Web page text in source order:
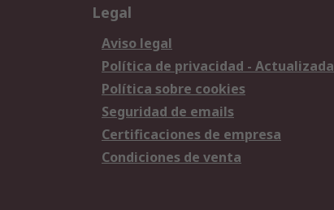
Legal
Aviso legal
Política de privacidad - Actualizada
Política sobre cookies
Seguridad de emails
Certificaciones de empresa
Condiciones de venta